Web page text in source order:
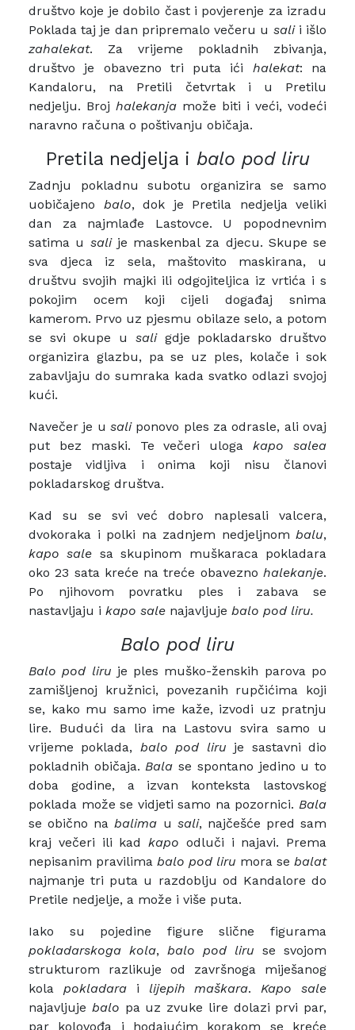
društvo koje je dobilo čast i povjerenje za izradu
Poklada taj je dan pripremalo večeru u salii išlo
zahalekat. Za vrijeme pokladnih zbivanja,
društvo je obavezno tri puta ići halekat: na
Kandaloru, na Pretili četvrtak i u Pretilu
nedjelju. Broj halekanja može biti i veći, vodeći
naravno računa o poštivanju običaja.
Pretila nedjelja i balo pod liru
Zadnju pokladnu subotu organizira se samo
uobičajeno balo, dok je Pretila nedjelja veliki
dan za najmlađe Lastovce. U popodnevnim
satima u salije maskenbal za djecu. Skupe se
sva djeca iz sela, maštovito maskirana, u
društvu svojih majki ili odgojiteljica iz vrtića i s
pokojim ocem koji cijeli događaj snima
kamerom. Prvo uz pjesmu obilaze selo, a potom
se svi okupe u saligdje pokladarsko društvo
organizira glazbu, pa se uz ples, kolače i sok
zabavljaju do sumraka kada svatko odlazi svojoj
kući.
Navečer je u sali ponovo ples za odrasle, ali ovaj
put bez maski. Te večeri ulogakapo salea
postaje vidljiva i onima koji nisu članovi
pokladarskog društva.
Kad su se svi već dobro naplesali valcera,
dvokoraka i polki na zadnjem nedjeljnom balu,
kapo sale sa skupinom muškaraca pokladara
oko 23 sata kreće na treće obavezno halekanje.
Po njihovom povratku ples i zabava se
nastavljaju i kapo sale najavljuje balo pod liru.
Balo pod liru
Balo pod liru je ples muško-ženskih parova po
zamišljenoj kružnici, povezanih rupčićima koji
se, kako mu samo ime kaže, izvodi uz pratnju
lire. Budući da lira na Lastovu svira samo u
vrijeme poklada, balo pod liru je sastavni dio
pokladnih običaja.Bala se spontano jedino u to
doba godine, a izvan konteksta lastovskog
poklada može se vidjeti samo na pozornici. Bala
se obično nabalima u sali, najčešće pred sam
kraj večeri ili kad kapo odluči i najavi. Prema
nepisanim pravilima balo pod liru mora se balat
najmanje tri puta u razdoblju od Kandalore do
Pretile nedjelje, a može i više puta.
Iako su pojedine figure slične figurama
pokladarskoga kola, balo pod liru se svojom
strukturom razlikuje od završnoga miješanog
kola pokladara i lijepih maškara.Kapo sale
najavljuje balo pa uz zvuke lire dolazi prvi par,
par kolovođa i hodajućim korakom se kreće